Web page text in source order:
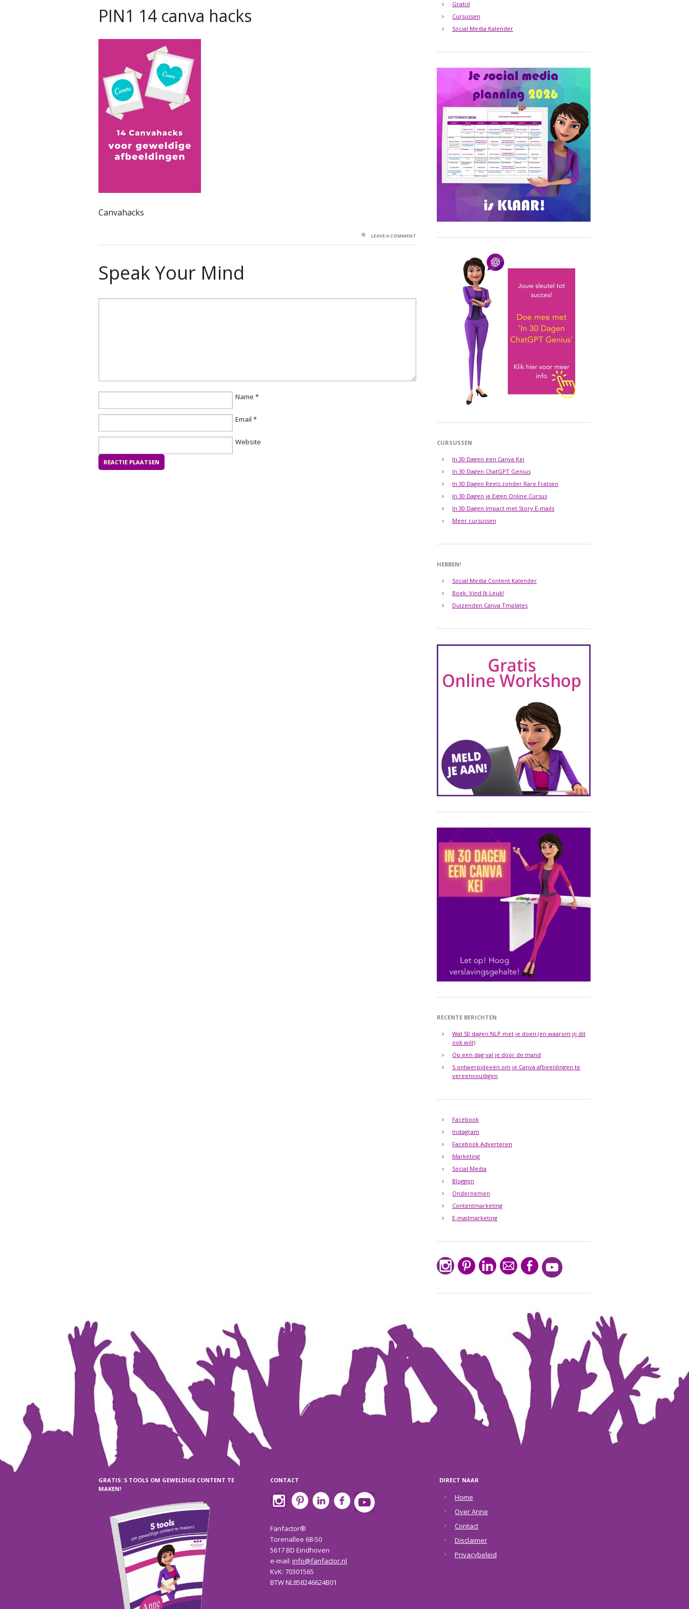
PIN1 14 canva hacks
Canvahacks
LEAVE A COMMENT
Speak Your Mind
Name *
Email *
Website
Gratis!
Cursussen
Social Media Kalender
CURSUSSEN
In 30 Dagen een Canva Kei
In 30 Dagen ChatGPT Genius
In 30 Dagen Reels zonder Rare Fratsen
In 30 Dagen je Eigen Online Cursus
In 30 Dagen Impact met Story E-mails
Meer cursussen
HEBBEN!
Social Media Content Kalender
Boek: Vind Ik Leuk!
Duizenden Canva Tmplates
RECENTE BERICHTEN
Wat 50 dagen NLP met je doen (en waarom jij dit
ook wilt)
Op een dag val je door de mand
5 ontwerpideeën om je Canva afbeeldingen te
vereenvoudigen
Facebook
Instagram
Facebook Adverteren
Marketing
Social Media
Bloggen
Ondernemen
Contentmarketing
E-mailmarketing
GRATIS: 5 TOOLS OM GEWELDIGE CONTENT TE
MAKEN!
CONTACT
Fanfactor®
Torenallee 68-50
5617 BD Eindhoven
e-mail: info@fanfactor.nl
KvK: 70301565
BTW NL858246624B01
DIRECT NAAR
Home
Over Anne
Contact
Disclaimer
Privacybeleid